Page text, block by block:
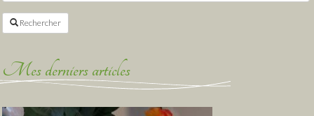
Rechercher
Mes derniers articles